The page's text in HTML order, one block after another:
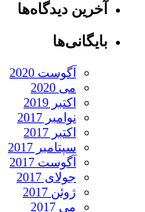
آخرین دیدگاه‌ها
بایگانی‌ها
آگوست 2020
می 2020
اکتبر 2019
نوامبر 2017
اکتبر 2017
سپتامبر 2017
آگوست 2017
جولای 2017
ژوئن 2017
می 2017